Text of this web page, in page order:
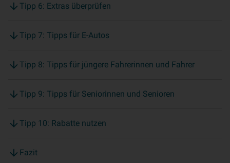
Tipp 6: Extras überprüfen
Tipp 7: Tipps für E-Autos
Tipp 8: Tipps für jüngere Fahrerinnen und Fahrer
Tipp 9: Tipps für Seniorinnen und Senioren
Tipp 10: Rabatte nutzen
Fazit